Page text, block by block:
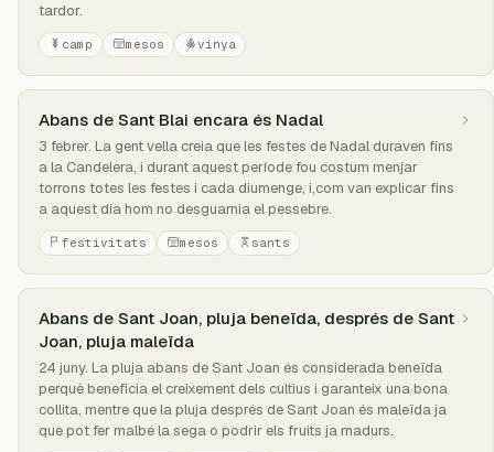
tardor.
camp mesos vinya
Abans de Sant Blai encara és Nadal
3 febrer. La gent vella creia que les festes de Nadal duraven fins
a la Candelera, i durant aquest període fou costum menjar
torrons totes les festes i cada diumenge, i,com van explicar fins
a aquest dia hom no desguarnia el pessebre.
festivitats mesos sants
Abans de Sant Joan, pluja beneïda, després de Sant
Joan, pluja maleïda
24 juny. La pluja abans de Sant Joan és considerada beneïda
perquè beneficia el creixement dels cultius i garanteix una bona
collita, mentre que la pluja després de Sant Joan és maleïda ja
que pot fer malbé la sega o podrir els fruits ja madurs.